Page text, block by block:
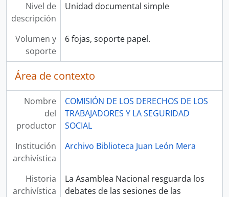
Nivel de
descripción
Unidad documental simple
Volumen y
soporte
6 fojas, soporte papel.
Área de contexto
Nombre
del
productor
COMISIÓN DE LOS DERECHOS DE LOS
TRABAJADORES Y LA SEGURIDAD
SOCIAL
Institución
archivística
Archivo Biblioteca Juan León Mera
Historia
archivística
La Asamblea Nacional resguarda los
debates de las sesiones de las